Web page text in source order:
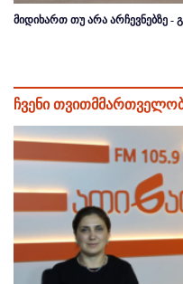
მიდიხართ თუ არა არჩევნებზე -
ჩვენი